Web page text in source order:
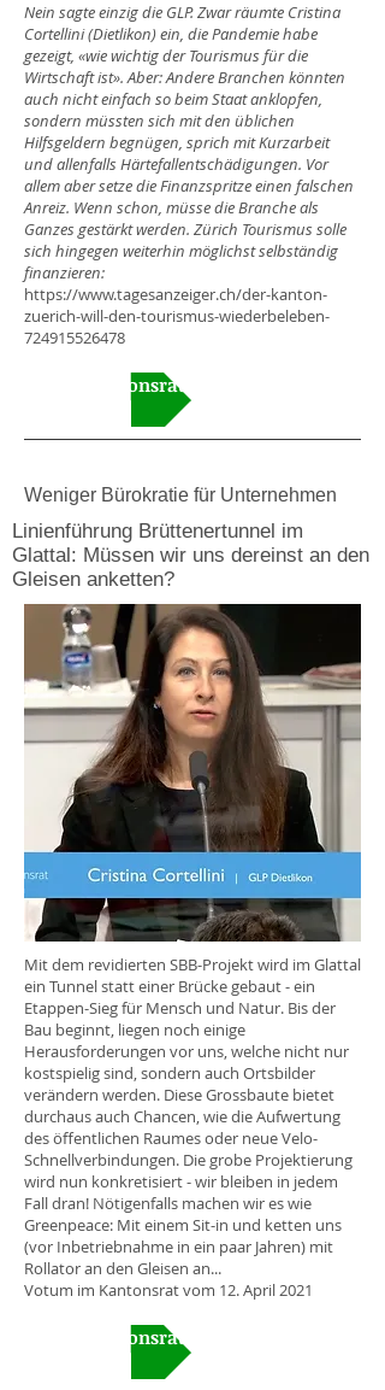
Nein sagte einzig die GLP. Zwar räumte Cristina
Cortellini (Dietlikon) ein, die Pandemie habe
gezeigt, «wie wichtig der Tourismus für die
Wirtschaft ist». Aber: Andere Branchen könnten
auch nicht einfach so beim Staat anklopfen,
sondern müssten sich mit den üblichen
Hilfsgeldern begnügen, sprich mit Kurzarbeit
und allenfalls Härtefallentschädigungen. Vor
allem aber setze die Finanzspritze einen falschen
Anreiz. Wenn schon, müsse die Branche als
Ganzes gestärkt werden. Zürich Tourismus solle
sich hingegen weiterhin möglichst selbständig
finanzieren:
https://www.tagesanzeiger.ch/der-kanton-
zuerich-will-den-tourismus-wiederbeleben-
724915526478
Video Kantonsrat
Weniger Bürokratie für Unternehmen
Linienführung Brüttenertunnel im
Glattal: Müssen wir uns dereinst an den
Gleisen anketten?
Mit dem revidierten SBB-Projekt wird im Glattal
ein Tunnel statt einer Brücke gebaut - ein
Etappen-Sieg für Mensch und Natur. Bis der
Bau beginnt, liegen noch einige
Herausforderungen vor uns, welche nicht nur
kostspielig sind, sondern auch Ortsbilder
verändern werden. Diese Grossbaute bietet
durchaus auch Chancen, wie die Aufwertung
des öffentlichen Raumes oder neue Velo-
Schnellverbindungen. Die grobe Projektierung
wird nun konkretisiert - wir bleiben in jedem
Fall dran! Nötigenfalls machen wir es wie
Greenpeace: Mit einem Sit-in und ketten uns
(vor Inbetriebnahme in ein paar Jahren) mit
Rollator an den Gleisen an...
Votum im Kantonsrat vom 12. April 2021
Video Kantonsrat